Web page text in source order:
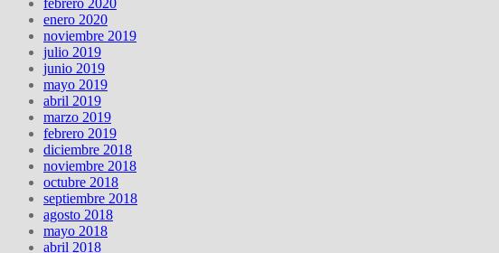
febrero 2020
enero 2020
noviembre 2019
julio 2019
junio 2019
mayo 2019
abril 2019
marzo 2019
febrero 2019
diciembre 2018
noviembre 2018
octubre 2018
septiembre 2018
agosto 2018
mayo 2018
abril 2018